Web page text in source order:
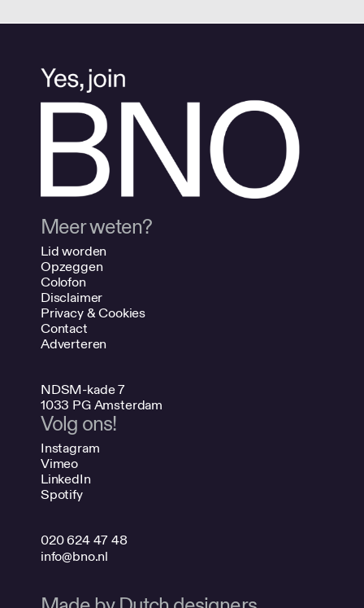
Meer weten?
Lid worden
Opzeggen
Colofon
Disclaimer
Privacy & Cookies
Contact
Adverteren
NDSM-kade 7
1033 PG Amsterdam
Volg ons!
Instagram
Vimeo
LinkedIn
Spotify
020 624 47 48
info@bno.nl